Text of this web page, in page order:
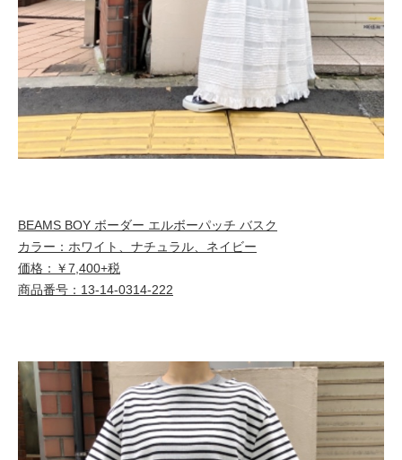
BEAMS BOY ボーダー エルボーパッチ バスク
カラー：ホワイト、ナチュラル、ネイビー
価格：￥7,400+税
商品番号：13-14-0314-222